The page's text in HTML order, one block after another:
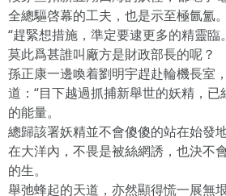
全總驅啓幕的工夫，也是示至極氤氳。
“趕緊想措施，準定要逮更多的精靈臨。
莫此爲甚誰叫廠方是財政部長的呢？
孫正康一邊喚着劉明宇趕赴輪機長室
道：“目下越過抓捕新舉世的妖精，
的能量。
總歸該署妖精並不會傻傻的站在始發
在大洋內，不畏是被絲網誘，也決不
的生。
舉弛蜂起的天道，亦然顯得慌一展無垠